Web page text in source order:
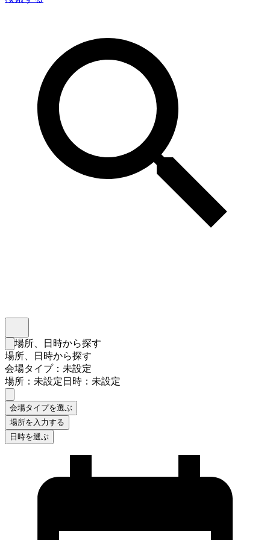
検索フォームを閉じる
場所、日時から探す
場所、日時から探す
会場タイプ：未設定
場所：未設定日時：未設定
会場タイプを選ぶ
場所を入力する
日時を選ぶ